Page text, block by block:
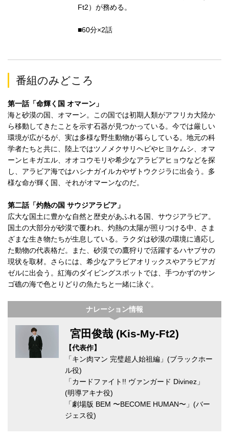
Ft2）が務める。
■60分×2話
番組のみどころ
第一話「命輝く国 オマーン」
海と砂漠の国、オマーン。この国では初期人類がアフリカ大陸か
ら移動してきたことを示す石器が見つかっている。今では厳しい
環境が広がるが、実は多様な野生動物が暮らしている。地元の科
学者たちと共に、陸上ではツノメクサリヘビやヒヨケムシ、オマ
ーンヒキガエル、オオコウモリや希少なアラビアヒョウなどを探
し、アラビア海ではハシナガイルカやザトウクジラに出会う。多
様な命が輝く国、それがオマーンなのだ。
第二話「灼熱の国 サウジアラビア」
広大な国土に豊かな自然と歴史があふれる国、サウジアラビア。
国土の大部分が砂漠で覆われ、灼熱の太陽が照りつける中、さま
ざまな生き物たちが生息している。ラクダは砂漠の環境に適応し
た動物の代表格だ。また、砂漠での鷹狩りで活躍するハヤブサの
現状を取材。さらには、希少なアラビアオリックスやアラビアガ
ゼルに出会う。紅海のダイビングスポットでは、手つかずのサン
ゴ礁の海で色とりどりの魚たちと一緒に泳ぐ。
ナレーション情報
宮田俊哉 (Kis-My-Ft2)
【代表作】
「キン肉マン 完璧超人始祖編」(ブラックホー
ル役)
「カードファイト!! ヴァンガード Divinez」
(明導アキナ役)
「劇場版 BEM 〜BECOME HUMAN〜」(バー
ジェス役)